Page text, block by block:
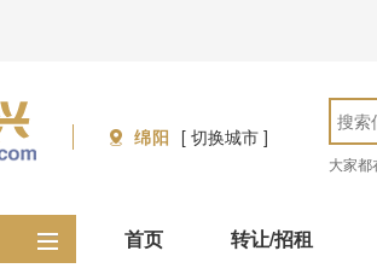
绵阳 [ 切换城市 ]
大家都
首页 转让/招租